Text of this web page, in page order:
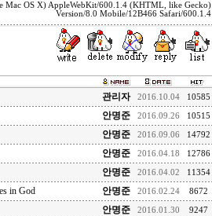
Mac OS X) AppleWebKit/600.1.4 (KHTML, like Gecko)
Version/8.0 Mobile/12B466 Safari/600.1.4
관리자 2016.10.04 10585
안명준 2016.09.26 10515
안명준 2016.09.06 14792
안명준 2016.04.18 12786
안명준 2016.04.02 11354
in God 안명준 2016.02.24 8672
안명준 2016.01.30 9247